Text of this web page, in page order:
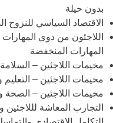
بدون حيلة
الاقتصاد السياسي للنزوح
اللاجئون من ذوي
المهارات المنخفضة
مخيمات اللاجئين –
مخيمات اللاجئين – التعليم
مخيمات اللاجئين – الصحة
التجارب المعاشة